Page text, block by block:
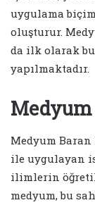
uygulama
oluşturur.
da ilk olarak
yapılmaktadır.
Medyum
ile uygulayan
ilimlerin
medyum, bu